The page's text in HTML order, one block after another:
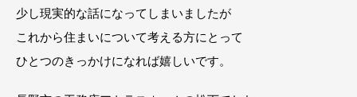
少し現実的な話になってしまいましたが
これから住まいについて考える方にとって
ひとつのきっかけになれば嬉しいです。